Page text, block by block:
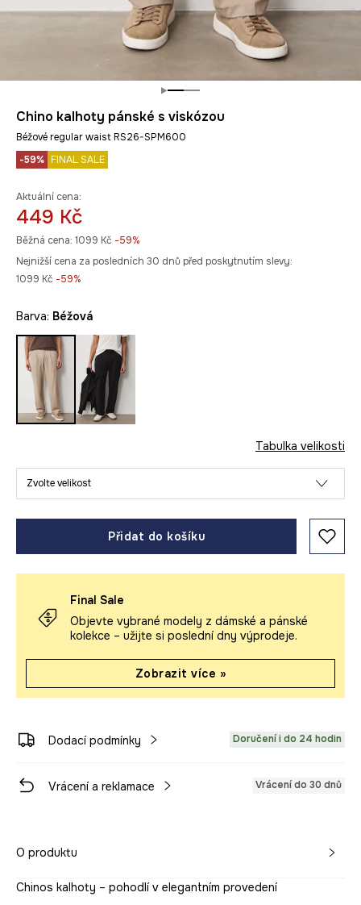
Chino kalhoty pánské s viskózou
Béžové regular waist RS26-SPM600
-59% FINAL SALE
Aktuální cena:
449 Kč
Běžná cena: 1099 Kč -59%
Nejnižší cena za posledních 30 dnů před poskytnutím slevy:
1099 Kč -59%
Barva: béžová
Tabulka velikosti
Zvolte velikost
Přidat do košíku
Final Sale
Objevte vybrané modely z dámské a pánské
kolekce – užijte si poslední dny výprodeje.
Zobrazit více »
Dodací podmínky Doručení i do 24 hodin
Vrácení a reklamace Vrácení do 30 dnů
O produktu
Chinos kalhoty – pohodlí v elegantním provedení